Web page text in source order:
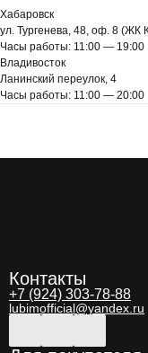
Хабаровск
ул. Тургенева, 48, оф. 8 (ЖК
Часы работы: 11:00 — 19:00
Владивосток
Ланинский переулок, 4
Часы работы: 11:00 — 20:00
Контакты
+7 (924) 303-78-88
lubimofficial@yandex.ru